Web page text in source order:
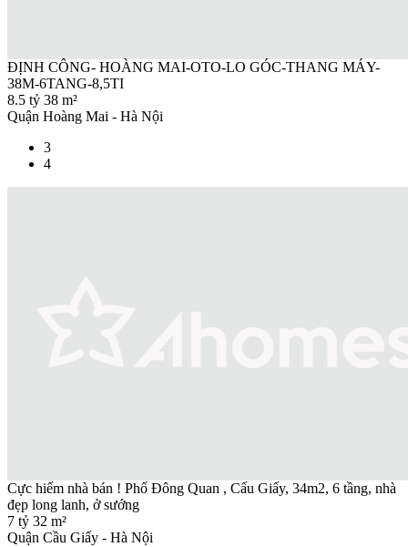
ĐỊNH CÔNG- HOÀNG MAI-OTO-LO GÓC-THANG MÁY-
38M-6TANG-8,5TI
8.5 tỷ 38 m²
Quận Hoàng Mai - Hà Nội
3
4
Cực hiếm nhà bán ! Phố Đông Quan , Cấu Giấy, 34m2, 6 tầng, nhà
đẹp long lanh, ở sướng
7 tỷ 32 m²
Quận Cầu Giấy - Hà Nội